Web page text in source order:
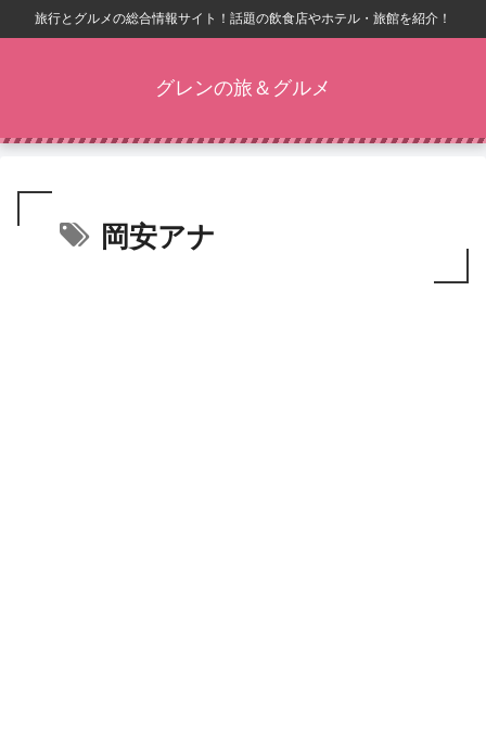
旅行とグルメの総合情報サイト！話題の飲食店やホテル・旅館を紹介！
グレンの旅＆グルメ
岡安アナ